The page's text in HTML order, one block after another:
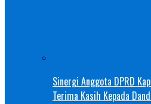
Sinergi Anggota DPRD
Terima Kasih Kepada